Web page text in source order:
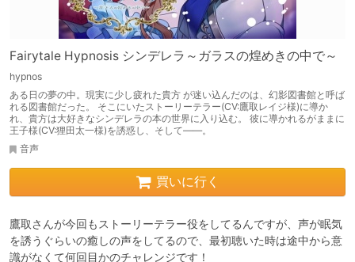
Fairytale Hypnosis シンデレラ～ガラスの煌めきの中で～
hypnos
ある日の夢の中。現実に少し疲れた貴方 が迷い込んだのは、幻影図書館と呼ば
れる図書館だった。 そこにいたストーリーテラー(CV:鷹取レイジ様)に導か
れ、貴方は大好きなシンデレラの本の世界に入り込む。 彼に導かれるがままに
王子様(CV:狸田太一様)を誘惑し、そして――。
音声
買いに行く
鷹取さんが今回もストーリーテラー役をしてるんですが、声が眠気
を誘うぐらいの癒しの声をしてるので、最初聴いた時は途中から意
識がなくて何回目かのチャレンジです！